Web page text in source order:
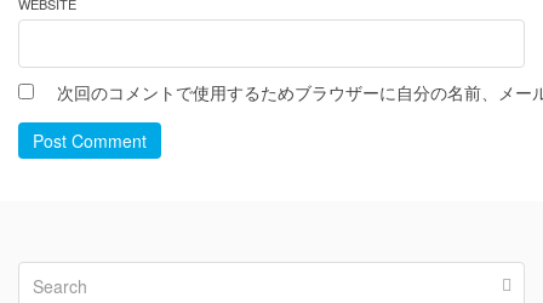
次回のコメントで使用するためブラウザーに自分の名前、メー
Post Comment